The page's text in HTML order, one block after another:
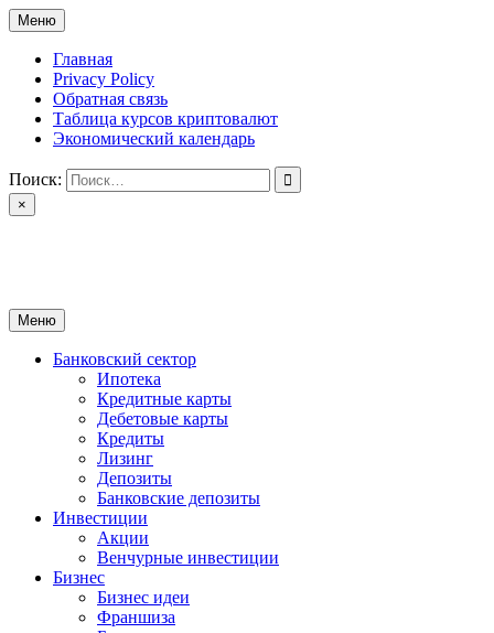
Перейти
к
содержимому
Меню
Главная
Privacy Policy
Обратная связь
Таблица курсов криптовалют
Экономический календарь
Поиск:
×
Меню
Банковский сектор
Ипотека
Кредитные карты
Дебетовые карты
Кредиты
Лизинг
Депозиты
Банковские депозиты
Инвестиции
Акции
Венчурные инвестиции
Бизнес
Бизнес идеи
Франшиза